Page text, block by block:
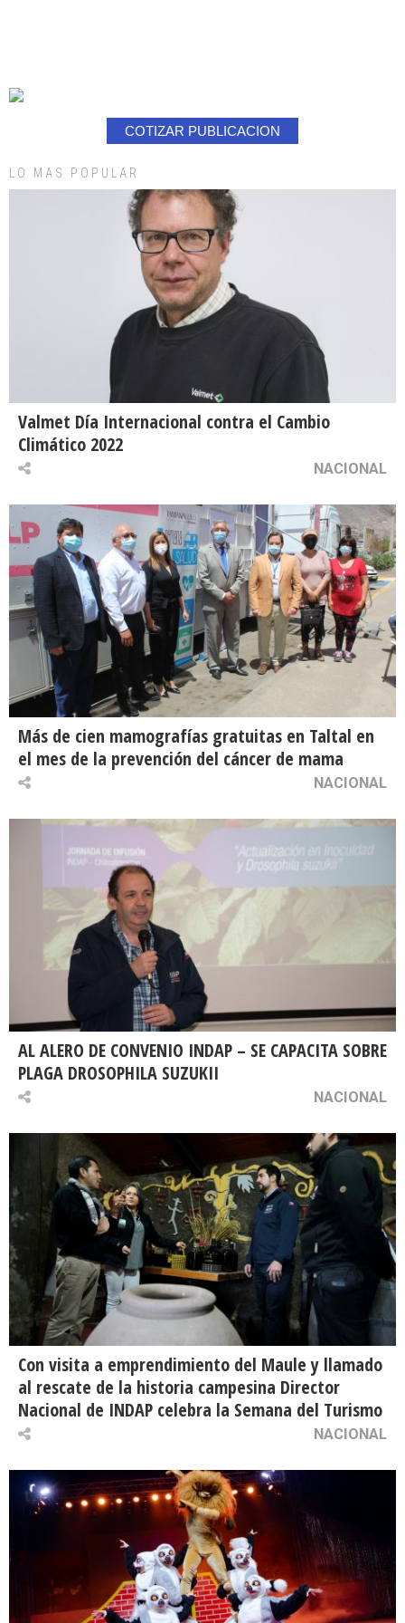
COTIZAR PUBLICACION
LO MAS POPULAR
Valmet Día Internacional contra el Cambio
Climático 2022
NACIONAL
Más de cien mamografías gratuitas en Taltal en
el mes de la prevención del cáncer de mama
NACIONAL
AL ALERO DE CONVENIO INDAP – SE CAPACITA SOBRE
PLAGA DROSOPHILA SUZUKII
NACIONAL
Con visita a emprendimiento del Maule y llamado
al rescate de la historia campesina Director
Nacional de INDAP celebra la Semana del Turismo
NACIONAL